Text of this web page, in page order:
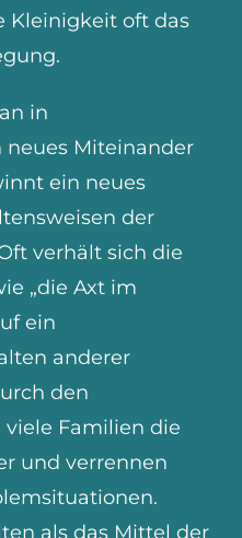
Kleinigkeit oft das
in
Miteinander
ein neues
der
verhält sich die
„die Axt im
ein
anderer
den
Familien die
und verrennen
als das Mittel der